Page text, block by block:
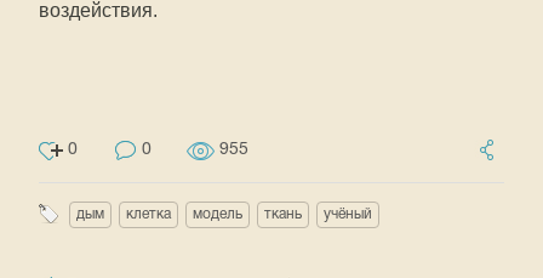
воздействия.
0 0 955
дым клетка модель ткань учёный